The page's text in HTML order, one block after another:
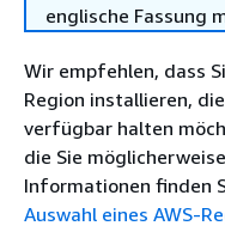
englische Fassung
Wir empfehlen, dass
Region installieren,
verfügbar halten
die Sie
Informationen finden
Auswahl eines AWS-